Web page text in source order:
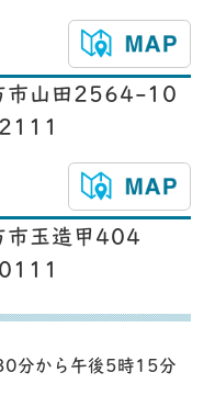
市山田2564-10
玉造甲404
分から午後5時15分